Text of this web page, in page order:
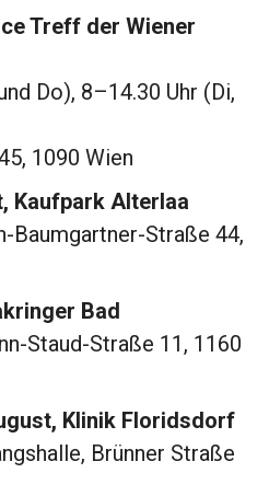
Treff der Wiener
Do), 8–14.30 Uhr (Di,
1090 Wien
Kaufpark Alterlaa
Baumgartner-Straße 44,
Bad
Staud-Straße 11, 1160
Klinik Floridsdorf
Brünner Straße